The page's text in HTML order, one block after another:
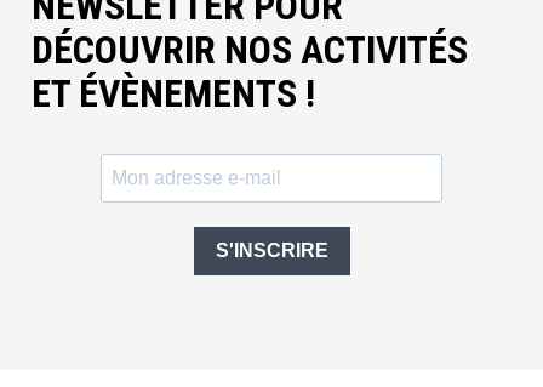
DÉCOUVRIR NOS ACTIVITÉS
ET ÉVÈNEMENTS !
S'INSCRIRE